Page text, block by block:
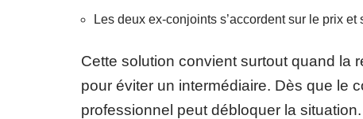
Les deux ex-conjoints s’accordent sur le prix
Cette solution convient surtout quand la
pour éviter un intermédiaire. Dès que le
professionnel peut débloquer la situation.